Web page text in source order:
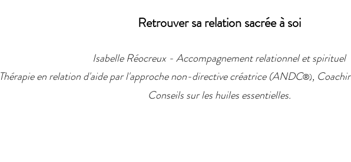
Retrouver sa relation sacrée à soi
Isabelle Réocreux -Accompagnement relationnel et spirituel
Thérapie en relation d'aide par l'approche non-directive créatrice(ANDC®),
Conseils sur les huiles essentielles.